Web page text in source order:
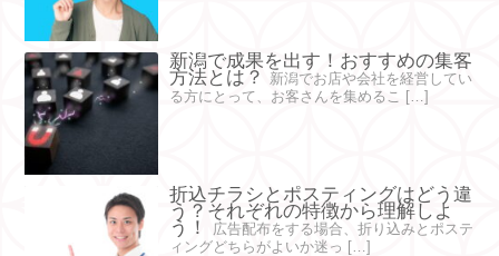
新潟で成果を出す！おすすめの集客
方法とは？
新潟でお店や会社を経営してい
る方にとって、お客さんを集めるこ […]
折込チラシとポスティングはどう違
う？それぞれの特徴から理解しよ
う！
広告配布をする場合、折り込みとポステ
ィングどちらがよいか迷っ […]